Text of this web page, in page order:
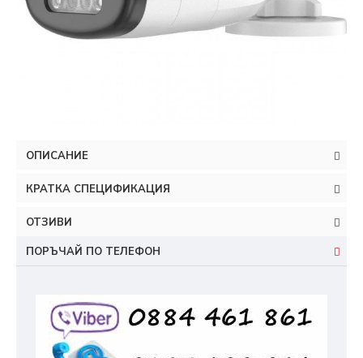
ОПИСАНИЕ
КРАТКА СПЕЦИФИКАЦИЯ
ОТЗИВИ
ПОРЪЧАЙ ПО ТЕЛЕФОН